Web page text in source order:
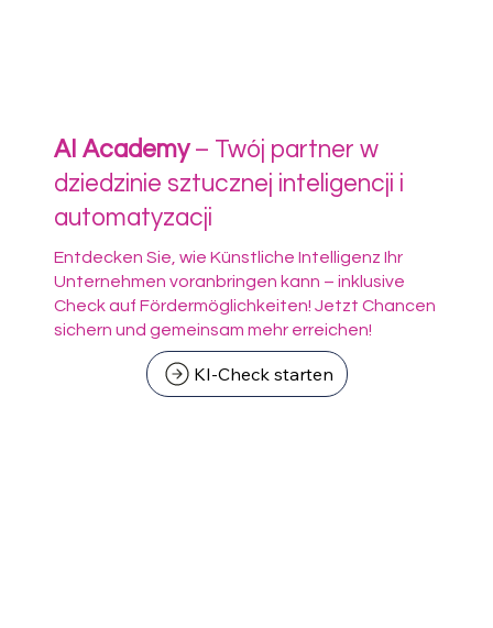
AI Academy– Twój partner w
dziedzinie sztucznej inteligencji i
automatyzacji
Entdecken Sie, wie Künstliche Intelligenz Ihr
Unternehmen voranbringen kann – inklusive
Check auf Fördermöglichkeiten! Jetzt Chancen
sichern und gemeinsam mehr erreichen!
KI-Check starten